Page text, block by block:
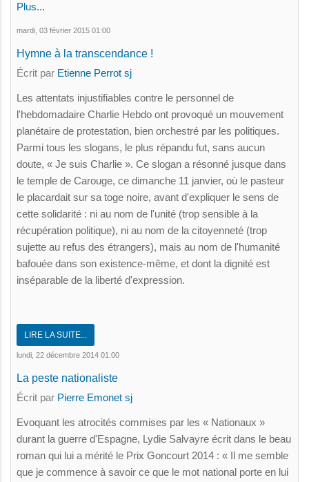
Plus...
mardi, 03 février 2015 01:00
Hymne à la transcendance !
Écrit par Etienne Perrot sj
Les attentats injustifiables contre le personnel de
l'hebdomadaire Charlie Hebdo ont provoqué un mouvement
planétaire de protestation, bien orchestré par les politiques.
Parmi tous les slogans, le plus répandu fut, sans aucun
doute, « Je suis Charlie ». Ce slogan a résonné jusque dans
le temple de Carouge, ce dimanche 11 janvier, où le pasteur
le placardait sur sa toge noire, avant d'expliquer le sens de
cette solidarité : ni au nom de l'unité (trop sensible à la
récupération politique), ni au nom de la citoyenneté (trop
sujette au refus des étrangers), mais au nom de l'humanité
bafouée dans son existence-même, et dont la dignité est
inséparable de la liberté d'expression.
LIRE LA SUITE...
lundi, 22 décembre 2014 01:00
La peste nationaliste
Écrit par Pierre Emonet sj
Evoquant les atrocités commises par les « Nationaux »
durant la guerre d'Espagne, Lydie Salvayre écrit dans le beau
roman qui lui a mérité le Prix Goncourt 2014 : « Il me semble
que je commence à savoir ce que le mot national porte en lui